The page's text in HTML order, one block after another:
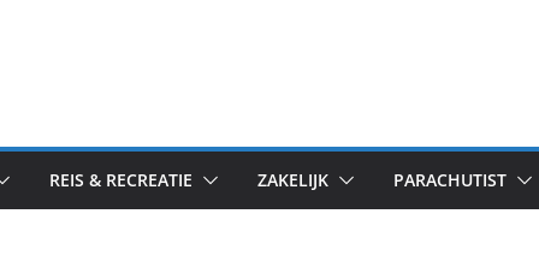
REIS & RECREATIE ZAKELIJK PARACHUTIST